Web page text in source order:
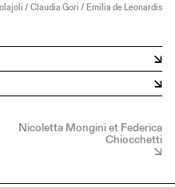
/ Claudia Gori / Emilia de Leonardis
Nicoletta Mongini et Federica
Chiocchetti